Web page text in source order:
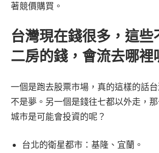
著競價購買。
台灣現在錢很多，這些
二房的錢，會流去哪裡
一個是跑去股票市場，真的這樣的話
不是夢。另一個是錢往七都以外走，
城市是可能會投資的呢？
台北的衛星都市：基隆、宜蘭。